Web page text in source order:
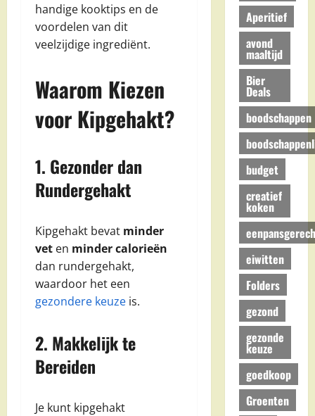
handige kooktips en de
voordelen van dit
veelzijdige ingrediënt.
Waarom Kiezen
voor Kipgehakt?
1. Gezonder dan
Rundergehakt
Kipgehakt bevat minder
vet en minder calorieën
dan rundergehakt,
waardoor het een
gezondere keuze is.
2. Makkelijk te
Bereiden
Je kunt kipgehakt
Aperitief
avond
maaltijd
Bier
Deals
boodschappen
budget
creatief
koken
eiwitten
Folders
gezond
gezonde
keuze
goedkoop
Groenten